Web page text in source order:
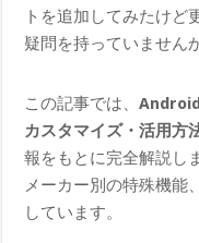
トを追加してみたけど
疑問を持っていません
この記事では、
カスタマイズ・活用方
報をもとに完全解説し
メーカー別の特殊機能
しています。